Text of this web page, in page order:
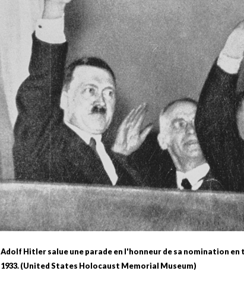
m
e
n
u
Adolf Hitler salue une parade en l'honneur de sa nomination en
1933. (United States Holocaust Memorial Museum)